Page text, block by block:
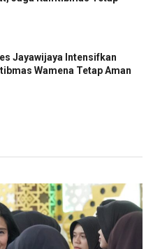
Jayawijaya Intensifkan
Wamena Tetap Aman